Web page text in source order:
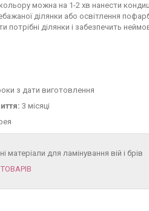
кольору можна на 1-2 хв нанести
ділянки або освітлення
ділянки і забезпечить
з дати виготовлення
3 місяці
матеріали для ламінування вій і брів